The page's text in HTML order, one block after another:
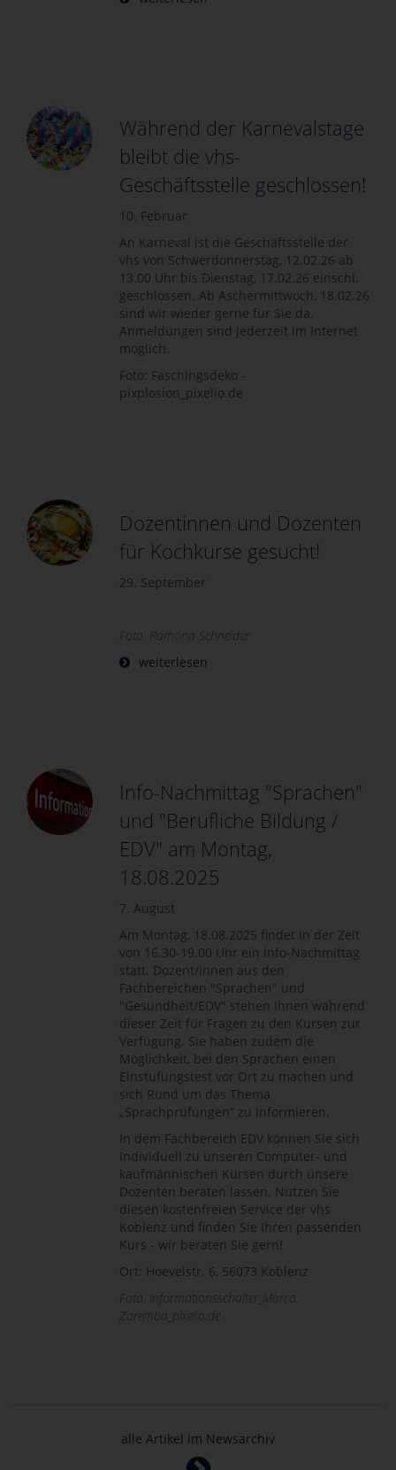
Während der Karnevalstage
bleibt die vhs-
Geschäftsstelle geschlossen!
10. Februar
An Karneval ist die Geschäftsstelle der
vhs von Schwerdonnerstag, 12.02.26 ab
13.00 Uhr bis Dienstag, 17.02.26 einschl.
geschlossen. Ab Aschermittwoch, 18.02.26
sind wir wieder gerne für Sie da.
Anmeldungen sind jederzeit im Internet
möglich.
Foto: Faschingsdeko -
pixplosion_pixelio.de
Dozentinnen und Dozenten
für Kochkurse gesucht!
29. September
Foto: Ramona Schneider
weiterlesen
Info-Nachmittag "Sprachen"
und "Berufliche Bildung /
EDV" am Montag,
18.08.2025
7. August
Am Montag, 18.08.2025 findet in der Zeit
von 16.30-19.00 Uhr ein Info-Nachmittag
statt. Dozent/innen aus den
Fachbereichen "Sprachen" und
"Gesundheit/EDV" stehen Ihnen während
dieser Zeit für Fragen zu den Kursen zur
Verfügung. Sie haben zudem die
Möglichkeit, bei den Sprachen einen
Einstufungstest vor Ort zu machen und
sich Rund um das Thema
„Sprachprüfungen“ zu informieren.
In dem Fachbereich EDV können Sie sich
Individuell zu unseren Computer- und
kaufmännischen Kursen durch unsere
Dozenten beraten lassen. Nutzen Sie
diesen kostenfreien Service der vhs
Koblenz und finden Sie Ihren passenden
Kurs - wir beraten Sie gern!
Ort: Hoevelstr. 6, 56073 Koblenz
Foto: Informationsschalter_Marco
Zaremba_pixelio.de
alle Artikel im Newsarchiv